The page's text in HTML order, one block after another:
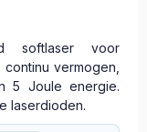
softlaser voor
vermogen,
5 Joule energie.
laserdioden.